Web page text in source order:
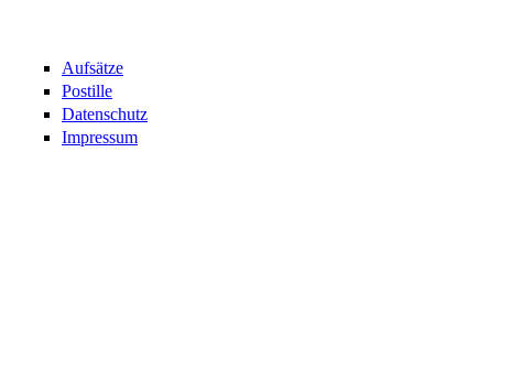
Aufsätze
Postille
Datenschutz
Impressum